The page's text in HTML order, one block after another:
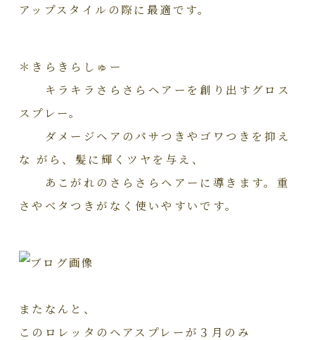
アップスタイルの際に最適です。
＊きらきらしゅー
キラキラさらさらヘアーを創り出すグロス
スプレー。
ダメージヘアのパサつきやゴワつきを抑え
な がら、髪に輝くツヤを与え、
あこがれのさらさらヘアーに導きます。重
さやベタつきがなく使いやすいです。
またなんと、
このロレッタのヘアスプレーが３月のみ